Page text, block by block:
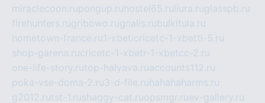
miraclecoon.rupongup.ru hostel65.ru liura.ruglasspb.ru
firehunters.rugribowo.rugnalis.rubulkitula.ru
hometown-france.ru1-xbeticricetc-1-xbetti-5.ru
shop-garena.rucricetc-1-xbetr-1-xbetcc-2.ru
one-life-story.rutop-halyava.ruaccounts112.ru
poka-vse-doma-2.ru3-d-file.ru hahahaharms.ru
g2012.rutst-1.rushaggy-cat.ruopsmgr.ruev-gallery.ru